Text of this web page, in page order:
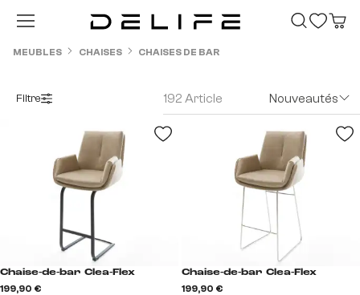
Passer au contenu principal
MEUBLES CHAISES CHAISES DE BAR
Filtre 192 Article Nouveautés
Chaise-de-bar Clea-Flex
199,90 €
Chaise-de-bar Clea-Flex
199,90 €